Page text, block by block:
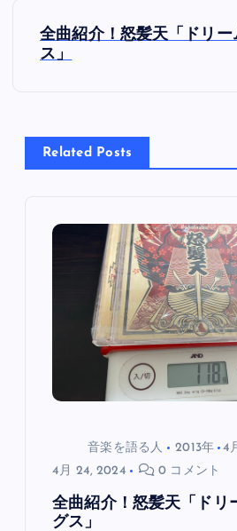
投
稿
ビ
全曲紹介！怒髪天「ドリ
ス」
Related Posts
音楽を語る人 2013年
4
4月 24, 2024
0 コメント
全曲紹介！怒髪天「ドリ
グス」